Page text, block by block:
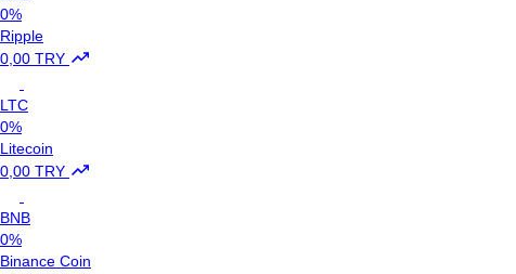
0%
Ripple
0,00 TRY
LTC
0%
Litecoin
0,00 TRY
BNB
0%
Binance Coin